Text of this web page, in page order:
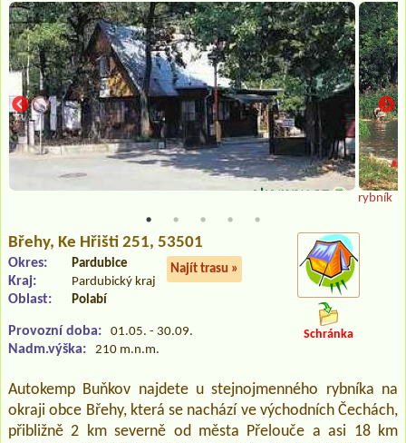
rybník
Břehy, Ke Hřišti 251, 53501
Najít trasu »
Okres: Pardubice
Kraj: Pardubický kraj
Oblast: Polabí
Provozní doba: 01.05. - 30.09.
Nadm.výška: 210 m.n.m.
Schránka
Autokemp Buňkov najdete u stejnojmenného rybníka na
okraji obce Břehy, která se nachází ve východních Čechách,
přibližně 2 km severně od města Přelouče a asi 18 km